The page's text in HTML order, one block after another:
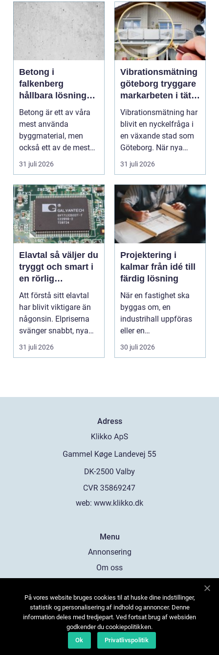
Betong i
falkenberg
hållbara lösningar
för grund, golv
och utemiljö
Betong är ett av våra
mest använda
byggmaterial, men
också ett av de mest
missförstådda. Många
tänke...
31 juli 2026
Vibrationsmätning
göteborg tryggare
markarbeten i tät
stadsmiljö
Vibrationsmätning har
blivit en nyckelfråga i
en växande stad som
Göteborg. När nya
bostäder, broar,...
31 juli 2026
Elavtal så väljer du
tryggt och smart i
en rörlig
elmarknad
Att förstå sitt elavtal
har blivit viktigare än
någonsin. Elpriserna
svänger snabbt, nya
typer av av...
31 juli 2026
Projektering i
kalmar från idé till
färdig lösning
När en fastighet ska
byggas om, en
industrihall uppföras
eller en
lantbruksanläggning
moderniseras ä...
30 juli 2026
Adress
web: www.klikko.dk
Menu
Annonsering
Om oss
Kontakta oss
Sitemap
På vores website bruges cookies til at huske dine indstillinger,
statistik og personalisering af indhold og annoncer. Denne
information deles med tredjepart. Ved fortsat brug af websiden
godkender du cookiepolitikken.
Ok
Privatlivspolitik